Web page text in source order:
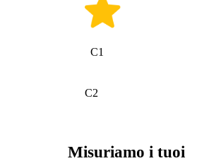
C1
C2
Misuriamo i tuoi